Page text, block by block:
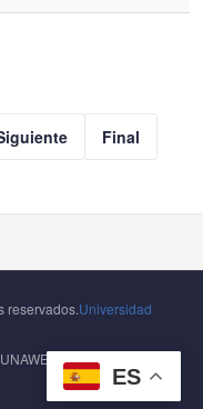
ES
Final
reservados.Universidad
delCentro de